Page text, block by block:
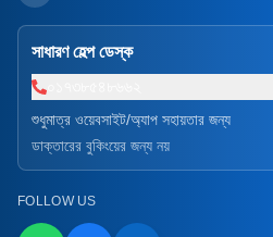
সাধারণ হেল্প ডেস্ক
শুধুমাত্র ওয়েবসাইট/অ্যাপ সহায়তার জন্য
ডাক্তারের বুকিংয়ের জন্য নয়
FOLLOW US